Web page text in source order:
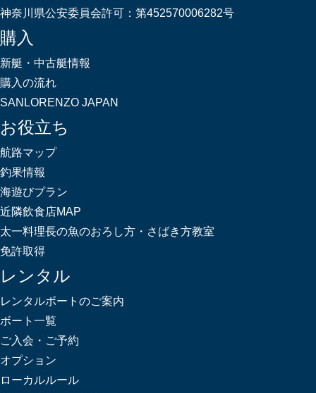
神奈川県公安委員会許可： 第452570006282号
購入
新艇・中古艇情報
購入の流れ
SANLORENZO JAPAN
お役立ち
航路マップ
釣果情報
海遊びプラン
近隣飲食店MAP
太一料理長の魚のおろし方・さばき方教室
免許取得
レンタル
レンタルボートのご案内
ボート一覧
ご入会・ご予約
オプション
ローカルルール